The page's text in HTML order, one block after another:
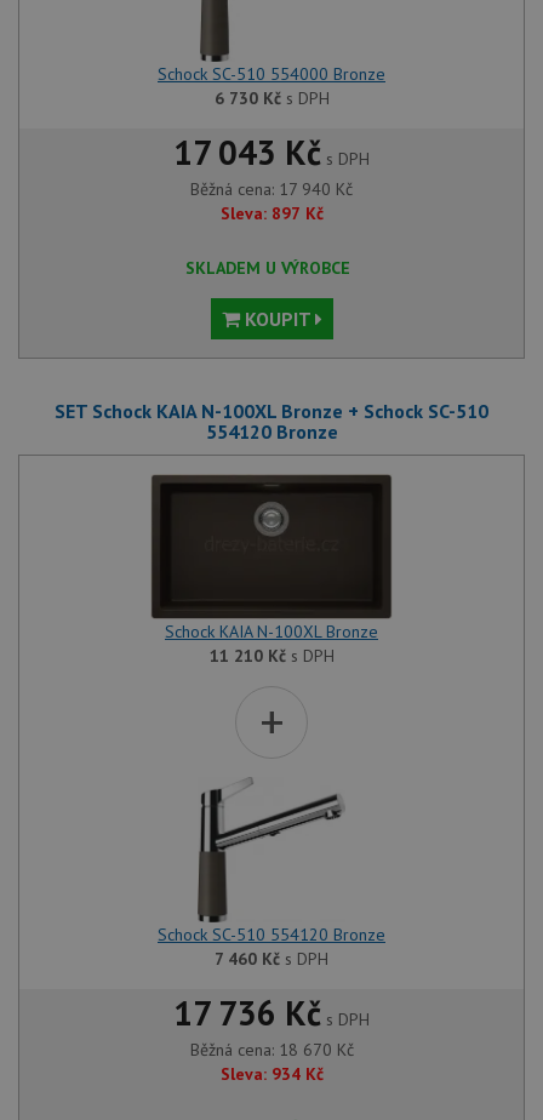
Schock SC-510 554000 Bronze
6 730 Kčs DPH
17 043 Kč s DPH
Běžná cena: 17 940 Kč
Sleva: 897 Kč
SKLADEM U VÝROBCE
KOUPIT
SET Schock KAIA N-100XL Bronze + Schock SC-510
554120 Bronze
Schock KAIA N-100XL Bronze
11 210 Kčs DPH
+
Schock SC-510 554120 Bronze
7 460 Kč s DPH
17 736 Kč s DPH
Běžná cena: 18 670 Kč
Sleva: 934 Kč